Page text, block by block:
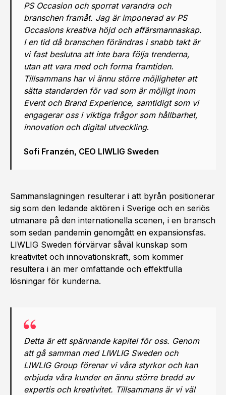
PS Occasion och sporrat varandra och
branschen framåt. Jag är imponerad av PS
Occasions kreativa höjd och affärsmannaskap.
I en tid då branschen förändras i snabb takt är
vi fast beslutna att inte bara följa trenderna,
utan att vara med och forma framtiden.
Tillsammans har vi ännu större möjligheter att
sätta standarden för vad som är möjligt inom
Event och Brand Experience, samtidigt som vi
engagerar oss i viktiga frågor som hållbarhet,
innovation och digital utveckling.
Sofi Franzén, CEO LIWLIG Sweden
Sammanslagningen resulterar i att byrån positionerar
sig som den ledande aktören i Sverige och en seriös
utmanare på den internationella scenen, i en bransch
som sedan pandemin genomgått en expansionsfas.
LIWLIG Sweden förvärvar såväl kunskap som
kreativitet och innovationskraft, som kommer
resultera i än mer omfattande och effektfulla
lösningar för kunderna.
Detta är ett spännande kapitel för oss. Genom
att gå samman med LIWLIG Sweden och
LIWLIG Group förenar vi våra styrkor och kan
erbjuda våra kunder en ännu större bredd av
expertis och kreativitet. Tillsammans är vi väl